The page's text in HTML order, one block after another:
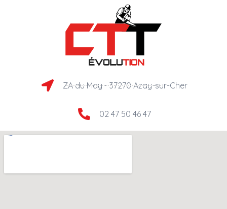
ZA du May - 37270 Azay-sur-Cher​
02 47 50 46 47